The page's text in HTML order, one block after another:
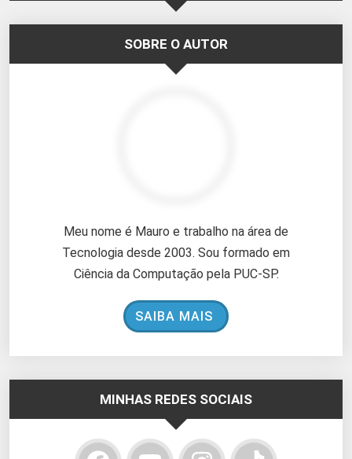
SOBRE O AUTOR
Meu nome é Mauro e trabalho na área de
Tecnologia desde 2003. Sou formado em
Ciência da Computação pela PUC-SP.
SAIBA MAIS
MINHAS REDES SOCIAIS